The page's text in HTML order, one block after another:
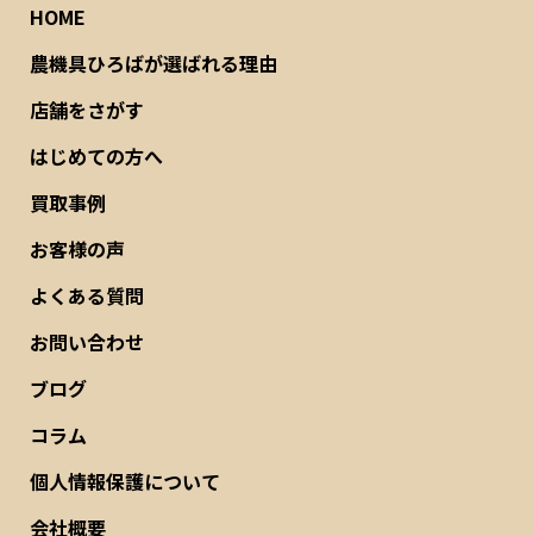
HOME
農機具ひろばが選ばれる理由
店舗をさがす
はじめての方へ
買取事例
お客様の声
よくある質問
お問い合わせ
ブログ
コラム
個人情報保護について
会社概要